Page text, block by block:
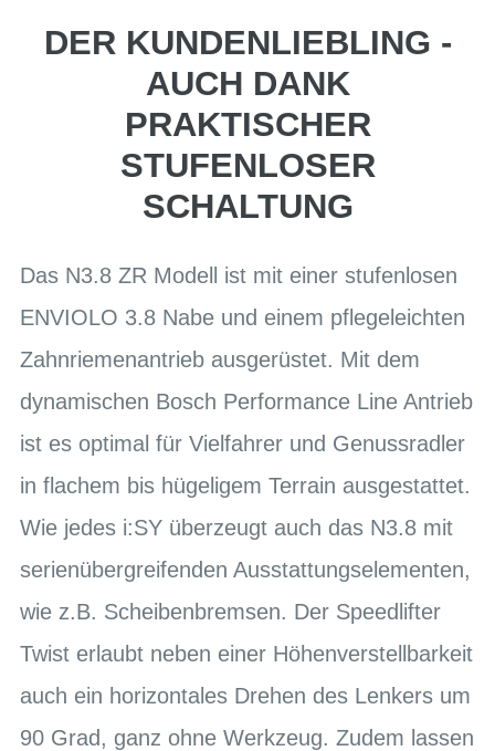
DER KUNDENLIEBLING -
AUCH DANK
PRAKTISCHER
STUFENLOSER
SCHALTUNG
Das N3.8 ZR Modell ist mit einer stufenlosen
ENVIOLO 3.8 Nabe und einem pflegeleichten
Zahnriemenantrieb ausgerüstet. Mit dem
dynamischen Bosch Performance Line Antrieb
ist es optimal für Vielfahrer und Genussradler
in flachem bis hügeligem Terrain ausgestattet.
Wie jedes i:SY überzeugt auch das N3.8 mit
serienübergreifenden Ausstattungselementen,
wie z.B. Scheibenbremsen. Der Speedlifter
Twist erlaubt neben einer Höhenverstellbarkeit
auch ein horizontales Drehen des Lenkers um
90 Grad, ganz ohne Werkzeug. Zudem lassen